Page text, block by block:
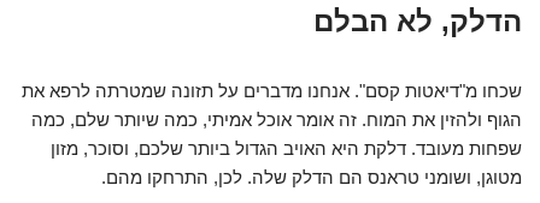
הדלק, לא הבלם
שכחו מ"דיאטות קסם". אנחנו מדברים על תזונה שמטרתה לרפא את
הגוף ולהזין את המוח. זה אומר אוכל אמיתי, כמה שיותר שלם, כמה
שפחות מעובד. דלקת היא האויב הגדול ביותר שלכם, וסוכר, מזון
מטוגן, ושומני טראנס הם הדלק שלה. לכן, התרחקו מהם.